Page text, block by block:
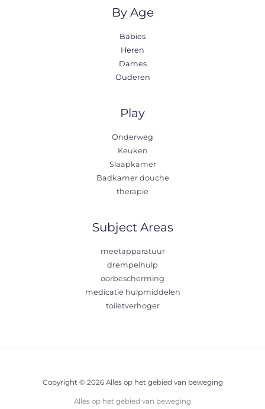
By Age
Babies
Heren
Dames
Ouderen
Play
Onderweg
Keuken
Slaapkamer
Badkamer douche
therapie
Subject Areas
meetapparatuur
drempelhulp
oorbescherming
medicatie hulpmiddelen
toiletverhoger
Copyright © 2026 Alles op het gebied van beweging
Alles op het gebied van beweging